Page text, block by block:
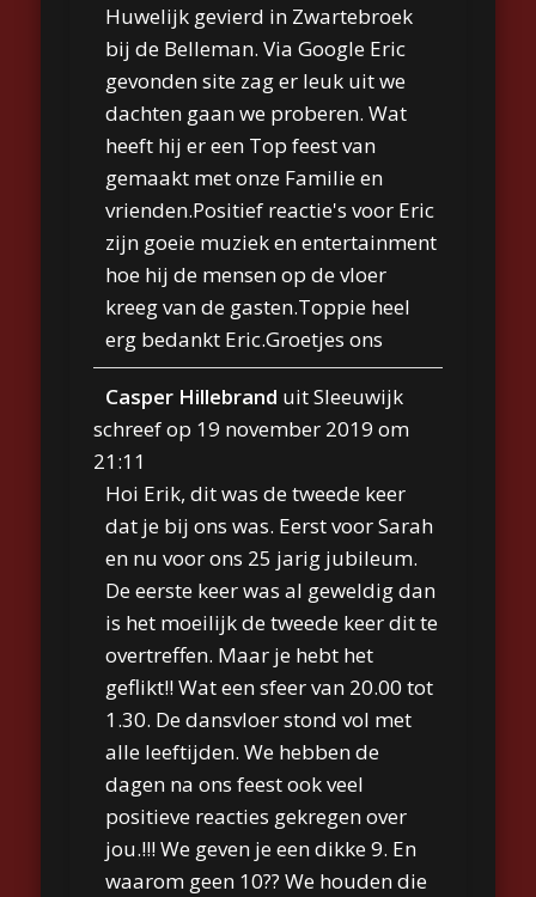
Huwelijk gevierd in Zwartebroek
bij de Belleman. Via Google Eric
gevonden site zag er leuk uit we
dachten gaan we proberen. Wat
heeft hij er een Top feest van
gemaakt met onze Familie en
vrienden.Positief reactie's voor Eric
zijn goeie muziek en entertainment
hoe hij de mensen op de vloer
kreeg van de gasten.Toppie heel
erg bedankt Eric.Groetjes ons
Casper Hillebrand uitSleeuwijk
schreef op 19 november 2019 om
21:11
Hoi Erik, dit was de tweede keer
dat je bij ons was. Eerst voor Sarah
en nu voor ons 25 jarig jubileum.
De eerste keer was al geweldig dan
is het moeilijk de tweede keer dit te
overtreffen. Maar je hebt het
geflikt!! Wat een sfeer van 20.00 tot
1.30. De dansvloer stond vol met
alle leeftijden. We hebben de
dagen na ons feest ook veel
positieve reacties gekregen over
jou.!!! We geven je een dikke 9. En
waarom geen 10?? We houden die